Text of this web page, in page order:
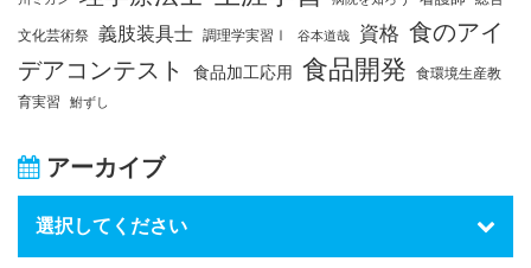
文化芸術祭 義肢装具士 調理学実習Ⅰ 谷本道哉 資格 食のアイ
デアコンテスト
食品加工応用 食品開発 食環境生産教
育実習
鮒ずし
アーカイブ